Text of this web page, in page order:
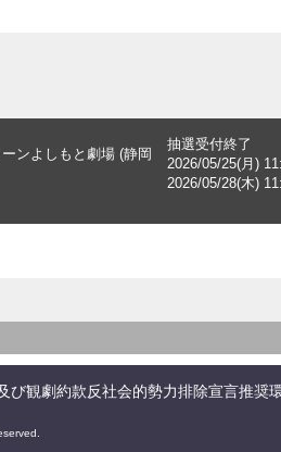
ンよしもと劇場 (静岡
抽選受付終了
2026/05/25(月)
2026/05/28(木)
び観劇約款反社会的勢力排除宣言推奨